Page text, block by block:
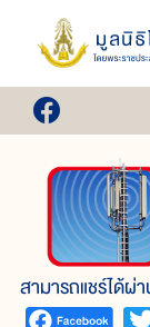
สามารถแชร์ได้ผ่